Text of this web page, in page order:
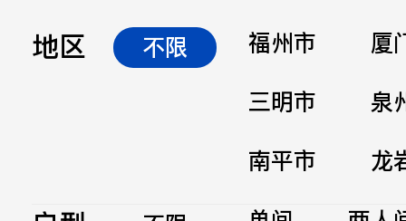
地区 不限 福州市
厦
三明市
泉
南平市
龙